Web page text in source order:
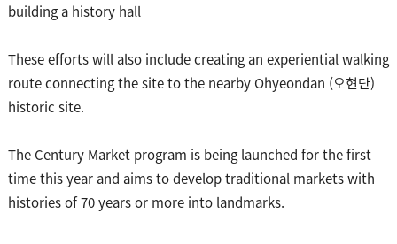
building a history hall
These efforts will also include creating an experiential walking
route connecting the site to the nearby Ohyeondan (오현단)
historic site.
The Century Market program is being launched for the first
time this year and aims to develop traditional markets with
histories of 70 years or more into landmarks.